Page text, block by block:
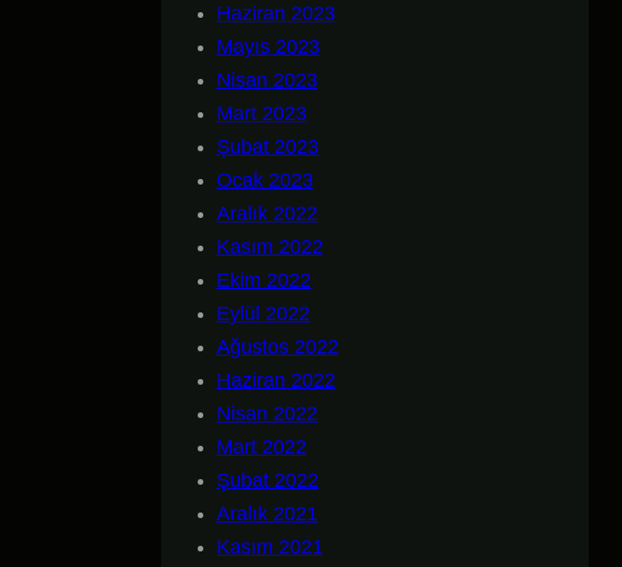
Haziran 2023
Mayıs 2023
Nisan 2023
Mart 2023
Şubat 2023
Ocak 2023
Aralık 2022
Kasım 2022
Ekim 2022
Eylül 2022
Ağustos 2022
Haziran 2022
Nisan 2022
Mart 2022
Şubat 2022
Aralık 2021
Kasım 2021